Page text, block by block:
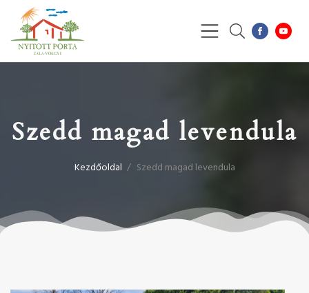
Szedd magad levendula
Kezdőoldal / Szedd magad levendula